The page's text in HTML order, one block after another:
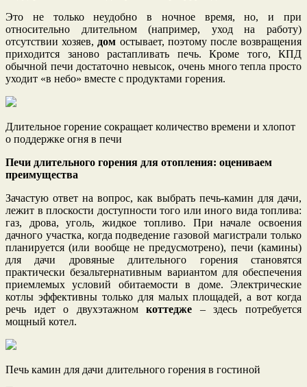
Это не только неудобно в ночное время, но, и при
относительно длительном (например, уход на работу)
отсутствии хозяев, дом остывает, поэтому после возвращения
приходится заново растапливать печь. Кроме того, КПД
обычной печи достаточно невысок, очень много тепла просто
уходит «в небо» вместе с продуктами горения.
Длительное горение сокращает количество времени и хлопот
о поддержке огня в печи
Печи длительного горения для отопления: оцениваем
преимущества
Зачастую ответ на вопрос, как выбрать печь-камин для дачи,
лежит в плоскости доступности того или иного вида топлива:
газ, дрова, уголь, жидкое топливо. При начале освоения
дачного участка, когда подведение газовой магистрали только
планируется (или вообще не предусмотрено), печи (камины)
для дачи дровяные длительного горения становятся
практически безальтернативным вариантом для обеспечения
приемлемых условий обитаемости в доме. Электрические
котлы эффективны только для малых площадей, а вот когда
речь идет о двухэтажномкоттедже – здесь потребуется
мощный котел.
Печь камин для дачи длительного горения в гостиной